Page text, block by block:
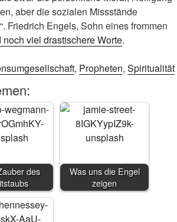
aber die sozialen Missstände
Friedrich Engels, Sohn eines frommen
noch viel drastischere Worte.
, Propheten, Spiritualität
des
Was uns die Engel
zeigen